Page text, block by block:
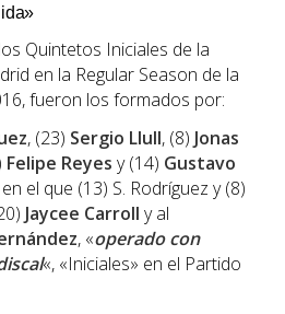
Quintetos Iniciales de la
en la Regular Season de la
fueron los formados por:
, (23) Sergio Llull, (8) Jonas
Felipe Reyes y (14) Gustavo
el que (13) S. Rodríguez y (8)
Jaycee Carroll y al
, «operado con
«, «Iniciales» en el Partido